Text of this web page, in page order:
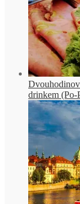
drinkem (Po-